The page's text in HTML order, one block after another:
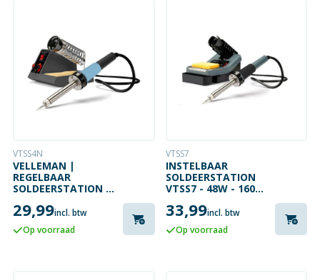
VTSS4N
VELLEMAN |
REGELBAAR
SOLDEERSTATION |
450°C
29,99incl. btw
Op voorraad
VTSS7
INSTELBAAR
SOLDEERSTATION
VTSS7 - 48W - 160
33,99incl. btw
Op voorraad